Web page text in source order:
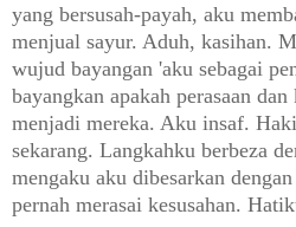
yang bersusah-payah, aku
menjual sayur. Aduh, kasihan.
wujud bayangan 'aku sebagai
bayangkan apakah perasaan
menjadi mereka. Aku insaf.
sekarang. Langkahku berbeza
mengaku aku dibesarkan
pernah merasai kesusahan.